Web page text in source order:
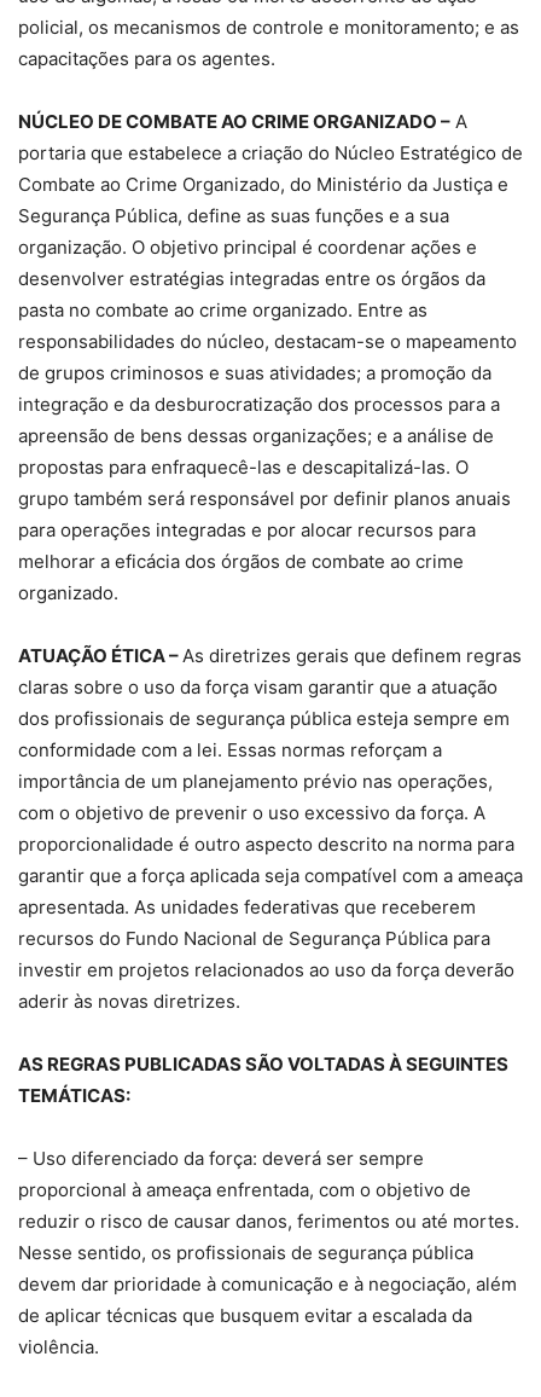
policial, os mecanismos de controle e monitoramento; e as
capacitações para os agentes.
NÚCLEO DE COMBATE AO CRIME ORGANIZADO – A
portaria que estabelece a criação do Núcleo Estratégico de
Combate ao Crime Organizado, do Ministério da Justiça e
Segurança Pública, define as suas funções e a sua
organização. O objetivo principal é coordenar ações e
desenvolver estratégias integradas entre os órgãos da
pasta no combate ao crime organizado. Entre as
responsabilidades do núcleo, destacam-se o mapeamento
de grupos criminosos e suas atividades; a promoção da
integração e da desburocratização dos processos para a
apreensão de bens dessas organizações; e a análise de
propostas para enfraquecê-las e descapitalizá-las. O
grupo também será responsável por definir planos anuais
para operações integradas e por alocar recursos para
melhorar a eficácia dos órgãos de combate ao crime
organizado.
ATUAÇÃO ÉTICA –As diretrizes gerais que definem regras
claras sobre o uso da força visam garantir que a atuação
dos profissionais de segurança pública esteja sempre em
conformidade com a lei. Essas normas reforçam a
importância de um planejamento prévio nas operações,
com o objetivo de prevenir o uso excessivo da força. A
proporcionalidade é outro aspecto descrito na norma para
garantir que a força aplicada seja compatível com a ameaça
apresentada. As unidades federativas que receberem
recursos do Fundo Nacional de Segurança Pública para
investir em projetos relacionados ao uso da força deverão
aderir às novas diretrizes.
AS REGRAS PUBLICADAS SÃO VOLTADAS À SEGUINTES
TEMÁTICAS:
– Uso diferenciado da força: deverá ser sempre
proporcional à ameaça enfrentada, com o objetivo de
reduzir o risco de causar danos, ferimentos ou até mortes.
Nesse sentido, os profissionais de segurança pública
devem dar prioridade à comunicação e à negociação, além
de aplicar técnicas que busquem evitar a escalada da
violência.